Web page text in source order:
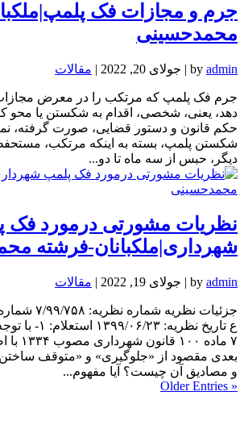
جرم و مجازات فک
محمدحسینی
by admin
| جولای 20, 2022 | مقالات
جرم فک پلمپ که مرتکب را در معرض
دهد، یعنی، شخصی، اقدام به شکستن یا محو
حکم قانون و دستور قضایی، صورت گرفته،
شکستن پلمپ، بسته به اینکه مرتکب،
دیگر، حبس از سه ماه تا دو...
نظریات مشورتی درمورد فک
شهرداری|ملکبانان-فرشته
by admin
| جولای 19, 2022 | مقالات
۷ ماده
بعدی مقصود از «جلوگیری» و «متوقف
و مصادیق آن چیست؟ آیا مفهوم...
« Older Entries